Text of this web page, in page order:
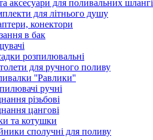
аксесуари для поливальних
для літнього душу
конектори
в бак
розпилювальні
для ручного поливу
''Равлики''
ручні
різьбові
цангові
та котушки
сполучні для поливу